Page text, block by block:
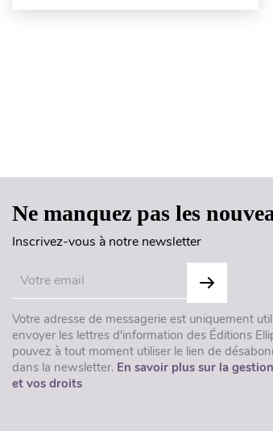
Ne manquez pas les
Inscrivez-vous à notre newsletter
Votre adresse de messagerie est uniquement
envoyer les lettres d'information des Éditions
pouvez à tout moment utiliser le lien de
dans la newsletter. En savoir plus sur la
et vos droits